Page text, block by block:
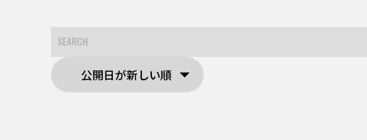
公開日が新しい順